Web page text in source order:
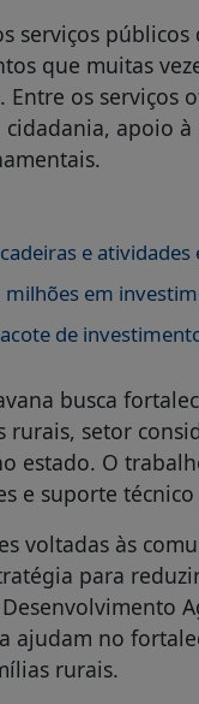
serviços
que muitas
os serviços
cidadania, apoio
e
em
de
busca
setor
estado. O
e suporte
voltadas às
para
ajudam no
rurais.